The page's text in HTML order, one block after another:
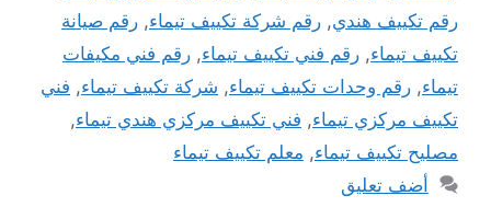
رقم تكييف هندي, رقم شركة تكييف تيماء, رقم صيانة
تكييف تيماء, رقم فني تكييف تيماء, رقم فني مكيفات
تيماء, رقم وحدات تكييف تيماء, شركة تكييف تيماء, فني
تكييف مركزي تيماء, فني تكييف مركزي هندي تيماء,
مصليح تكييف تيماء, معلم تكييف تيماء
أضف تعليق